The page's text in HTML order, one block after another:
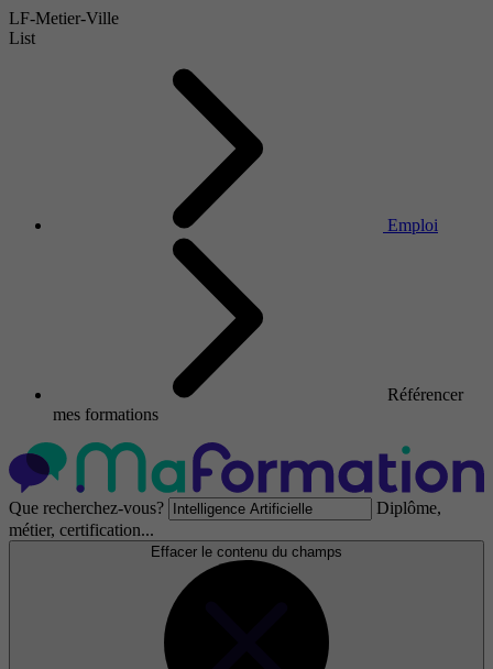
LF-Metier-Ville
List
Emploi
Référencer
mes formations
Que recherchez-vous?
Diplôme,
métier, certification...
Effacer le contenu du champs